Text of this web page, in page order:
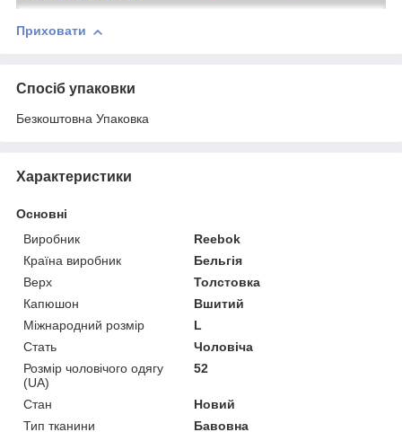
Приховати
Спосіб упаковки
Безкоштовна Упаковка
Характеристики
Основні
Виробник
Reebok
Країна виробник
Бельгія
Верх
Толстовка
Капюшон
Вшитий
Міжнародний розмір
L
Стать
Чоловіча
Розмір чоловічого одягу
(UA)
52
Стан
Новий
Тип тканини
Бавовна